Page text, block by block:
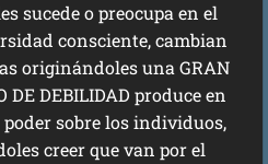
sucede o preocupa en el
consciente, cambian
originándoles una GRAN
DE DEBILIDAD produce en
sobre los individuos,
creer que van por el